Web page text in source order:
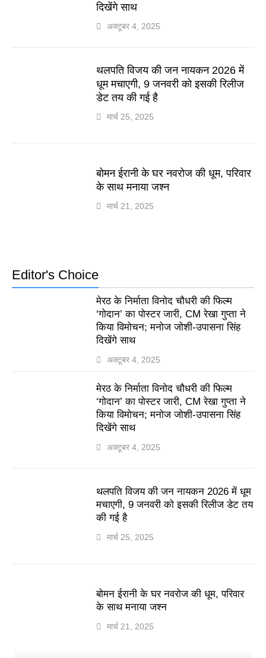
दिखेंगे साथ
अक्टूबर 4, 2025
थलपति विजय की जन नायकन 2026 में
धूम मचाएगी, 9 जनवरी को इसकी रिलीज
डेट तय की गई है
मार्च 25, 2025
बोमन ईरानी के घर नवरोज की धूम, परिवार
के साथ मनाया जश्न
मार्च 21, 2025
Editor's Choice
मेरठ के निर्माता विनोद चौधरी की फिल्म
‘गोदान’ का पोस्टर जारी, CM रेखा गुप्ता ने
किया विमोचन; मनोज जोशी-उपासना सिंह
दिखेंगे साथ
अक्टूबर 4, 2025
मेरठ के निर्माता विनोद चौधरी की फिल्म
‘गोदान’ का पोस्टर जारी, CM रेखा गुप्ता ने
किया विमोचन; मनोज जोशी-उपासना सिंह
दिखेंगे साथ
अक्टूबर 4, 2025
थलपति विजय की जन नायकन 2026 में धूम
मचाएगी, 9 जनवरी को इसकी रिलीज डेट तय
की गई है
मार्च 25, 2025
बोमन ईरानी के घर नवरोज की धूम, परिवार
के साथ मनाया जश्न
मार्च 21, 2025